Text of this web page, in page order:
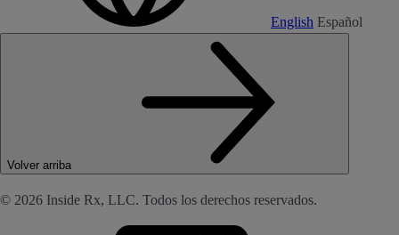
English Español
Volver arriba
© 2026 Inside Rx, LLC. Todos los derechos reservados.